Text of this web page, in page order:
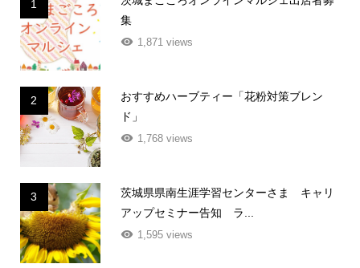
1
集
1,871 views
2
おすすめハーブティー「花粉対策ブレン
ド」
1,768 views
3
茨城県県南生涯学習センターさま キャリ
アップセミナー告知 ラ...
1,595 views